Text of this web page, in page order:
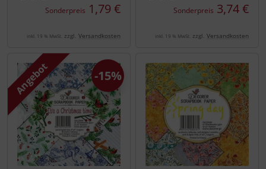
Sonderpreis 1,79 €
inkl. 19 % MwSt. zzgl. Versandkosten
Sonderpreis 3,74 €
inkl. 19 % MwSt. zzgl. Versandkosten
Angebot -15%